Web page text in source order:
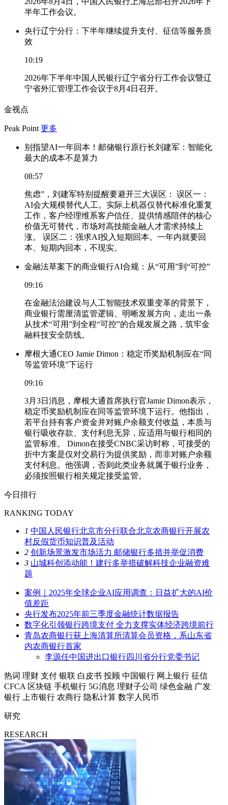
半年工作会议。
央行辽宁分行：下半年继续提升支付、征信等服务质
效
10:19
2026年下半年中国人民银行辽宁省分行工作会议暨辽
宁省外汇管理工作会议于8月4日召开。
金视点
Peak Point 更多
别指望AI一年回本！邮储银行原行长刘建军：智能化
最大的成本不是算力
08:57
焦虑”，刘建军特别提醒要避开三大误区： 误区一：
AI会大规模替代人工。实际上机器仅替代标准化重复
工作，客户经理维系客户信任、提供情感陪伴的核心
价值无可替代，市场对高技能金融人才需求持续上
涨。 误区二：强求AI投入短期回本。一年内就要回
本、短期内回本，不现实。
金融法草案下的商业银行AI合规：从“可用”到“可控”
09:16
在金融法治建设与人工智能技术双重变革的背景下，
商业银行需厘清监管逻辑、明晰发展方向，走出一条
从技术“可用”到全程“可控”的合规发展之路，筑牢金
融科技安全防线。
摩根大通CEO Jamie Dimon：稳定币奖励机制应在“同
等监管环境”下运行
09:16
3月3日消息，摩根大通首席执行官Jamie Dimon表示，
稳定币奖励机制应在同等监管环境下运行。他指出，
若平台持有客户资金并对账户余额支付收益，本质与
银行吸收存款、支付利息无异，应适用与银行相同的
监管标准。 Dimon在接受CNBC采访时称，可接受的
折中方案是仅对交易行为提供奖励，而非对账户余额
支付利息。他强调，否则此类业务就属于银行业务，
必须按照银行相关规定接受监管。
今日排行
RANKING TODAY
1 中国人民银行北京市分行联合北京农商银行开展农
村反假货币知识普及活动
2 创新场景激发市场活力 邮储银行多措并举促消费
3 山城科创添动能！建行多举措破解科技企业融资难
题
案例｜2025年全球企业AI应用调查：日益扩大的AI价
值差距
央行发布2025年前三季度金融统计数据报告
数字化引领银行跨境支付 全力支撑实体经济跨境前行
青岛农商银行获上海清算所清算会员资格，系山东省
内农商银行首家
李源任中国进出口银行四川省分行党委书记
热词 理财 支付 银联 白皮书 投顾 中国银行 网上银行 征信
CFCA 区块链 手机银行 5G消息 理财子公司 绿色金融 广发
银行
上市银行 农商行 隐私计算 数字人民币
研究
RESEARCH